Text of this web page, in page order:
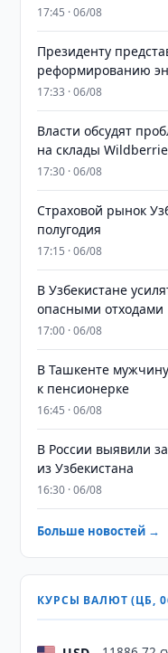
17:45 · 06/08
Президенту
реформированию
17:33 · 06/08
Власти обсудят
на склады
17:30 · 06/08
Страховой рынок
полугодия
17:15 · 06/08
В Узбекистане
опасными отходами
17:00 · 06/08
В Ташкенте мужчину
к пенсионерке
16:45 · 06/08
В России выявили
из Узбекистана
16:30 · 06/08
Больше новостей →
КУРСЫ ВАЛЮТ (ЦБ,